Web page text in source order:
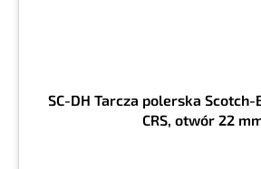
SC-DH Tarcza polerska
CRS, otwór 22